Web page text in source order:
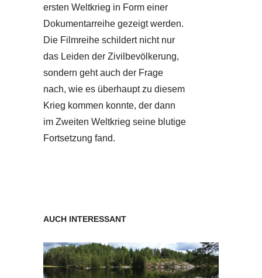
ersten Weltkrieg in Form einer
Dokumentarreihe gezeigt werden.
Die Filmreihe schildert nicht nur
das Leiden der Zivilbevölkerung,
sondern geht auch der Frage
nach, wie es überhaupt zu diesem
Krieg kommen konnte, der dann
im Zweiten Weltkrieg seine blutige
Fortsetzung fand.
AUCH INTERESSANT